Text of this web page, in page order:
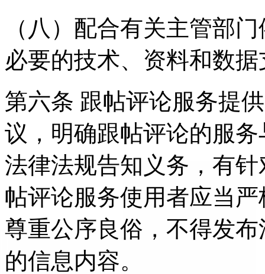
（八）配合有关主管部
必要的技术、资料和数
第六条 跟帖评论服务提
议，明确跟帖评论的服
法律法规告知义务，有
帖评论服务使用者应当
尊重公序良俗，不得发
的信息内容。